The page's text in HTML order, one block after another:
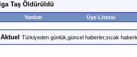
Taş Öldürüldü
Yardım Üye Listesi
Türkiyeden günlük,güncel haberler,sıcak